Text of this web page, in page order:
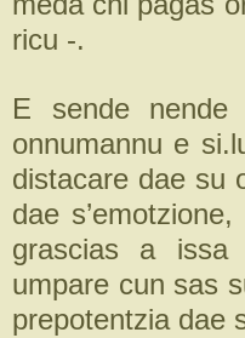
ricu -.
E sende
onnumannu e
distacare dae su
dae
grascias a issa
umpare cun sas
prepotentzia dae